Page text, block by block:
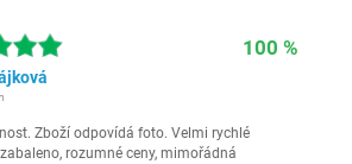
100 %
Zboží odpovídá foto. Velmi rychlé
rozumné ceny, mimořádná